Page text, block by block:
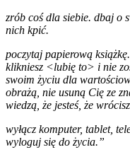
zrób coś dla siebie. dbaj o
nich kpić.
poczytaj papierową
klikniesz <lubię to> i nie
swoim życiu dla
obrażą, nie usuną Cię ze
wiedzą, że jesteś, że
wyłącz komputer, tablet,
wyloguj się do życia.”